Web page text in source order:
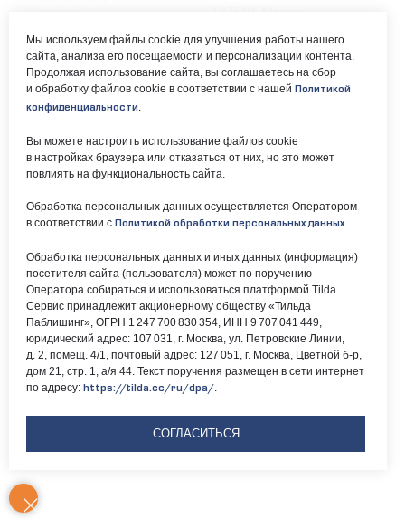
okc-
svao@svao.mos.ru
Почта:
Об учреждении:
О ГБУ «ОКЦ СВАО»
Электронный каталог:
Электронные ресурсы:
электронная библиотека
Каталог Библиотек
электронная детская
библиотека
ЛитРес
Версия для
слабовидящих
Мы используем файлы cookie для улучшения работы нашего
сайта, анализа его посещаемости и персонализации контента.
Продолжая использование сайта, вы соглашаетесь на сбор
и обработку файлов cookie в соответствии с нашей Политикой
конфиденциальности.
Вы можете настроить использование файлов cookie
в настройках браузера или отказаться от них, но это может
повлиять на функциональность сайта.
Обработка персональных данных осуществляется Оператором
в соответствии с Политикой обработки персональных данных.
Обработка персональных данных и иных данных (информация)
посетителя сайта (пользователя) может по поручению
Оператора собираться и использоваться платформой Tilda.
Сервис принадлежит акционерному обществу «Тильда
Паблишинг», ОГРН 1 247 700 830 354, ИНН 9 707 041 449,
юридический адрес: 107 031, г. Москва, ул. Петровские Линии,
д. 2, помещ. 4/1, почтовый адрес: 127 051, г. Москва, Цветной б-р,
дом 21, стр. 1, а/я 44. Текст поручения размещен в сети интернет
по адресу: https://tilda.cc/ru/dpa/.
СОГЛАСИТЬСЯ